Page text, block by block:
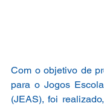
Com o objetivo de
para o Jogos
(JEAS), foi